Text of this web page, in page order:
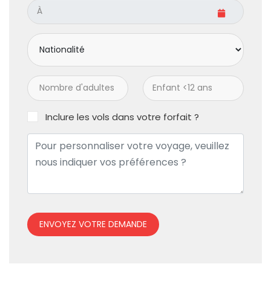
Inclure les vols dans votre forfait ?
ENVOYEZ VOTRE DEMANDE